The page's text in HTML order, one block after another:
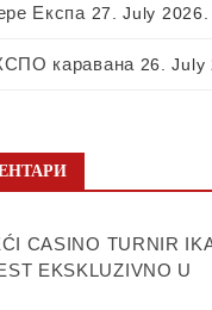
Експа 27. July 2026.
каравана 26. July
CASINO TURNIR
EKSKLUZIVNO U